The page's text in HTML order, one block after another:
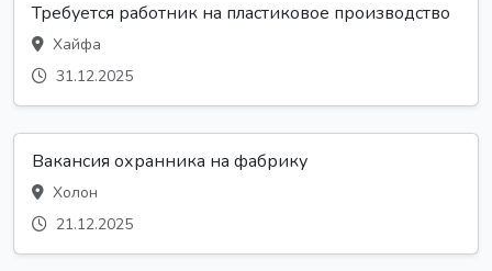
Требуется работник на пластиковое производство
Хайфа
31.12.2025
Вакансия охранника на фабрику
Холон
21.12.2025